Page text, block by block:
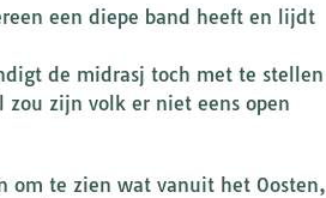
een diepe band heeft en lijdt
de midrasj toch met te stellen
zijn volk er niet eens open
om te zien wat vanuit het Oosten,